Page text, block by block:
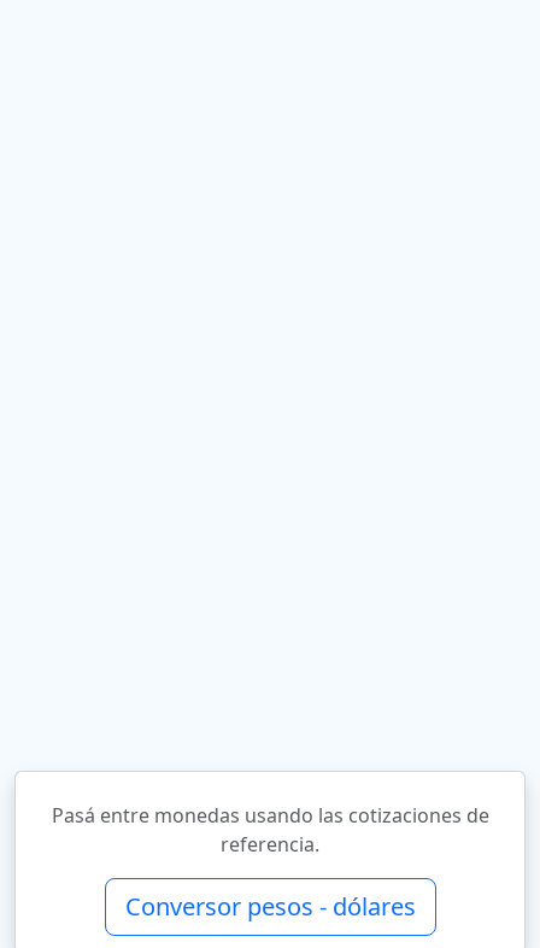
Pasá entre monedas usando las cotizaciones de
referencia.
Conversor pesos - dólares